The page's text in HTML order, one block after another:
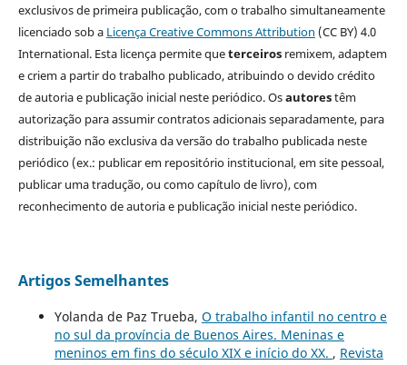
exclusivos de primeira publicação, com o trabalho simultaneamente
licenciado sob a Licença Creative Commons Attribution (CC BY) 4.0
International. Esta licença permite queterceirosremixem, adaptem
e criem a partir do trabalho publicado, atribuindo o devido crédito
de autoria e publicação inicial neste periódico. Osautorestêm
autorização para assumir contratos adicionais separadamente, para
distribuição não exclusiva da versão do trabalho publicada neste
periódico (ex.: publicar em repositório institucional, em site pessoal,
publicar uma tradução, ou como capítulo de livro), com
reconhecimento de autoria e publicação inicial neste periódico.
Artigos Semelhantes
Yolanda de Paz Trueba, O trabalho infantil no centro e
no sul da província de Buenos Aires. Meninas e
meninos em fins do século XIX e início do XX. , Revista